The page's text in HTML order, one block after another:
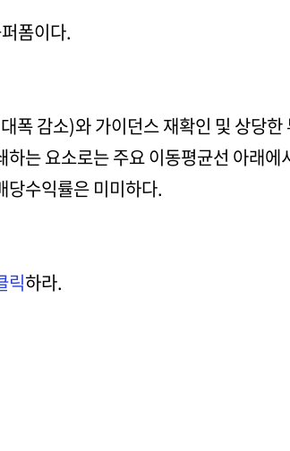
폼이다.
폭 감소)와 가이던스 재확인 및 상당
는 요소로는 주요 이동평균선 아래
당수익률은 미미하다.
릭하라.